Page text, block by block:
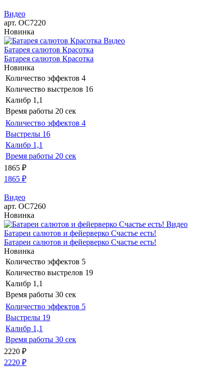
Видео
арт. ОС7220
Новинка
Видео
Батарея салютов Красотка
Батарея салютов Красотка
Новинка
Количество эффектов 4
Количество выстрелов 16
Калибр 1,1
Время работы 20 сек
Количество эффектов 4
Выстрелы 16
Калибр 1,1
Время работы 20 сек
1865 ₽
1865 ₽
Видео
арт. ОС7260
Новинка
Видео
Батареи салютов и фейерверко Счастье есть!
Батареи салютов и фейерверко Счастье есть!
Новинка
Количество эффектов 5
Количество выстрелов 19
Калибр 1,1
Время работы 30 сек
Количество эффектов 5
Выстрелы 19
Калибр 1,1
Время работы 30 сек
2220 ₽
2220 ₽